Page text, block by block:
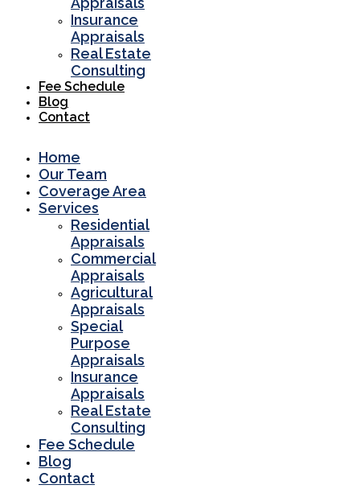
Insurance
Appraisals
Real Estate
Consulting
Fee Schedule
Blog
Contact
Home
Our Team
Coverage Area
Services
Residential
Appraisals
Commercial
Appraisals
Agricultural
Appraisals
Special
Purpose
Appraisals
Insurance
Appraisals
Real Estate
Consulting
Fee Schedule
Blog
Contact